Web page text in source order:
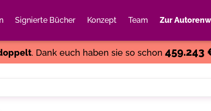
Signierte Bücher Konzept Team Zur
. Dank euch haben sie so schon 459.243